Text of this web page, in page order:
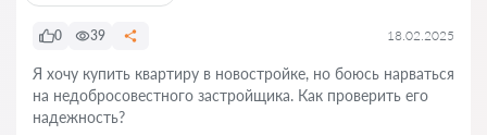
0 39 18.02.2025
Я хочу купить квартиру в новостройке, но боюсь нарваться
на недобросовестного застройщика. Как проверить его
надежность?